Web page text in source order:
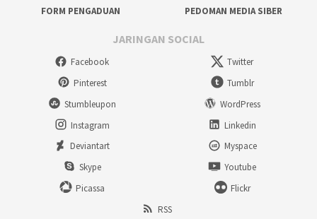
FORM PENGADUAN
PEDOMAN MEDIA SIBER
JARINGAN SOCIAL
Facebook
Twitter
Pinterest
Tumblr
Stumbleupon
WordPress
Instagram
Linkedin
Deviantart
Myspace
Skype
Youtube
Picassa
Flickr
RSS